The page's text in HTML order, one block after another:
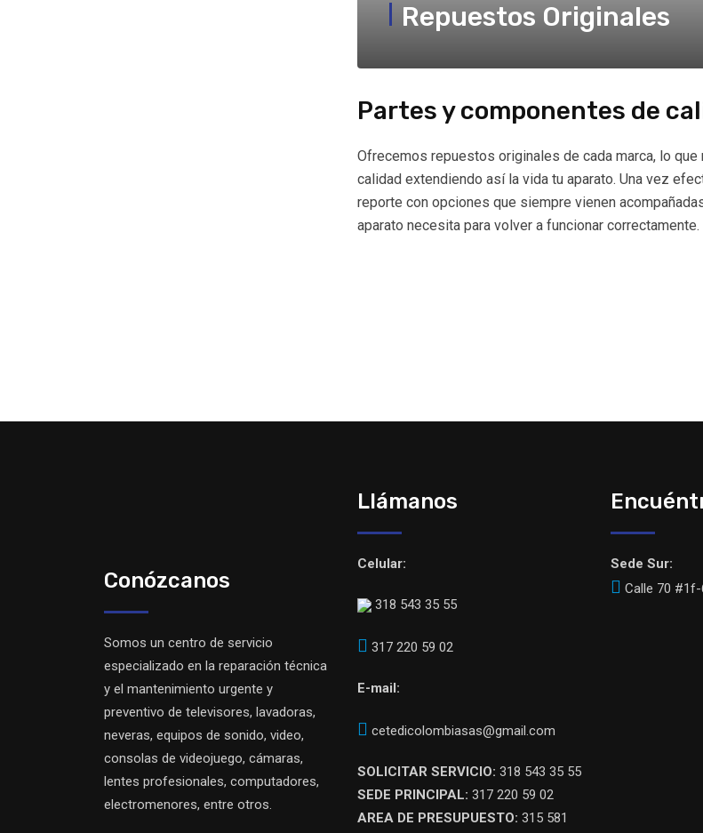
Repuestos Originales
Partes y componentes de
Ofrecemos repuestos originales de cada marca, lo
calidad extendiendo así la vida tu aparato. Una vez
reporte con opciones que siempre vienen
aparato necesita para volver a funcionar correctamente.
Conózcanos
Somos un centro de servicio
especializado en la reparación técnica
y el mantenimiento urgente y
preventivo de televisores, lavadoras,
neveras, equipos de sonido, video,
consolas de videojuego, cámaras,
lentes profesionales, computadores,
electromenores, entre otros.
Llámanos
Celular:
318 543 35 55
317 220 59 02
E-mail:
cetedicolombiasas@gmail.com
SOLICITAR SERVICIO: 318 543 35 55
SEDE PRINCIPAL: 317 220 59 02
AREA DE PRESUPUESTO: 315 581
Sede Sur:
Calle 70 #1f-